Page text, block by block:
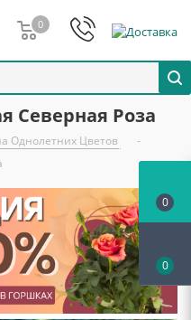
0
Северная Роза
Однолетних Цветов
-
0
0